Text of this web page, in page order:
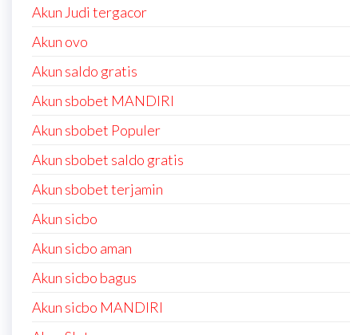
Akun Judi tergacor
Akun ovo
Akun saldo gratis
Akun sbobet MANDIRI
Akun sbobet Populer
Akun sbobet saldo gratis
Akun sbobet terjamin
Akun sicbo
Akun sicbo aman
Akun sicbo bagus
Akun sicbo MANDIRI